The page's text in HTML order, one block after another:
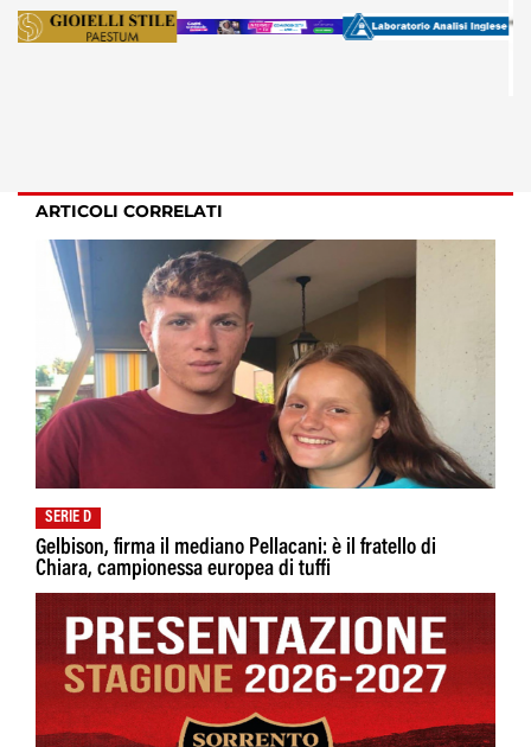
ARTICOLI CORRELATI
SERIE D
Gelbison, firma il mediano Pellacani: è il fratello di
Chiara, campionessa europea di tuffi